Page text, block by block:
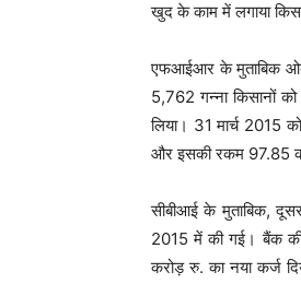
खुद के काम में लगाया
एफआईआर के मुताबिक
5,762 गन्ना किसानों
लिया। 31 मार्च 2015
और इसकी रकम 97.85
सीबीआई के मुताबिक,
2015 में की गई। बैंक
करोड़ रु. का नया कर्ज